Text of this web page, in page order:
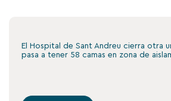
El Hospital de Sant Andreu cierra otra
pasa a tener 58 camas en zona de